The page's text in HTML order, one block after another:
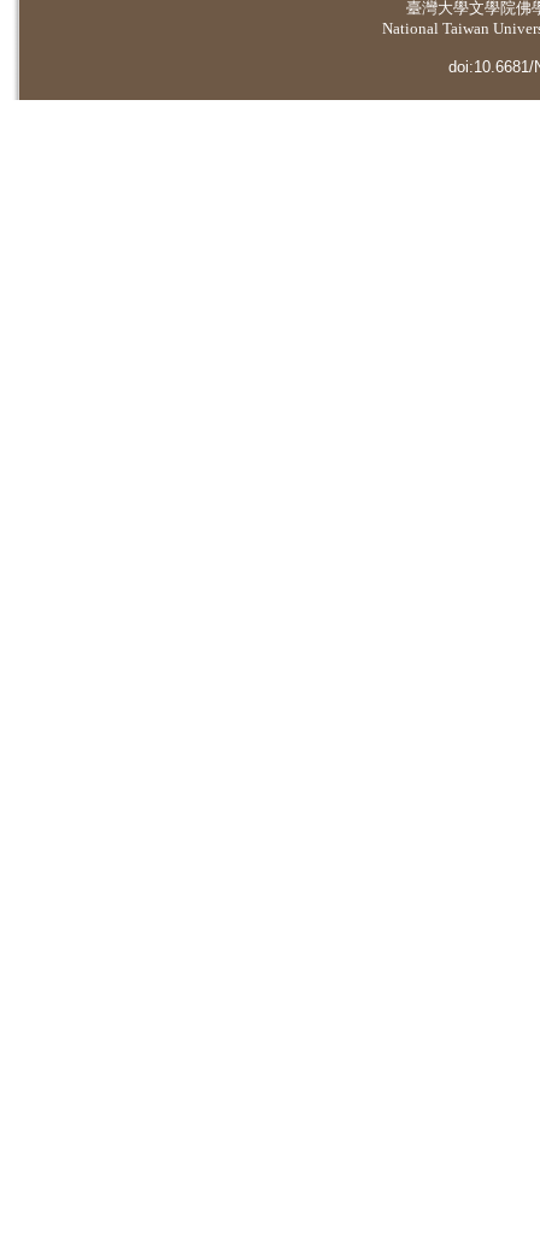
臺灣大學文學院佛
National Taiwan
doi:10.6681/